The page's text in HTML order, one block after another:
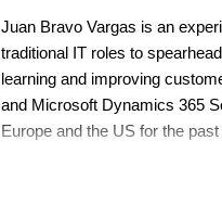
Juan Bravo Vargas is an
traditional IT roles to
learning and improving
and Microsoft Dynamics 365
Europe and the US for the